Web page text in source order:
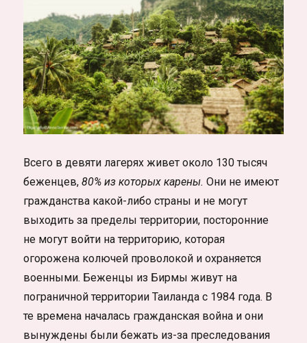
Всего в девяти лагерях живет около 130 тысяч
беженцев,80% из которых карены. Они не имеют
гражданства какой-либо страны и не могут
выходить за пределы территории, посторонние
не могут войти на территорию, которая
огорожена колючей проволокой и охраняется
военными. Беженцы из Бирмы живут на
пограничной территории Таиланда с 1984 года. В
те времена началась гражданская война и они
вынуждены были бежать из-за преследования